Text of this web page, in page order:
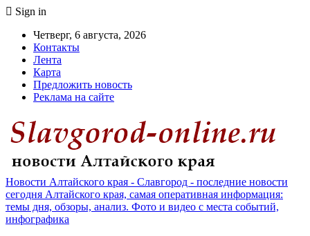
Sign in
Четверг, 6 августа, 2026
Контакты
Лента
Карта
Предложить новость
Реклама на сайте
Новости Алтайского края - Славгород - последние новости
сегодня Алтайского края, самая оперативная информация:
темы дня, обзоры, анализ. Фото и видео с места событий,
инфографика